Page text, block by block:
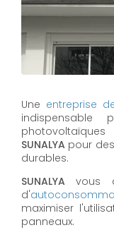
Une entreprise
indispensable
SUNALYA pour
durables.
SUNALYA vous
d'
maximiser
panneaux.